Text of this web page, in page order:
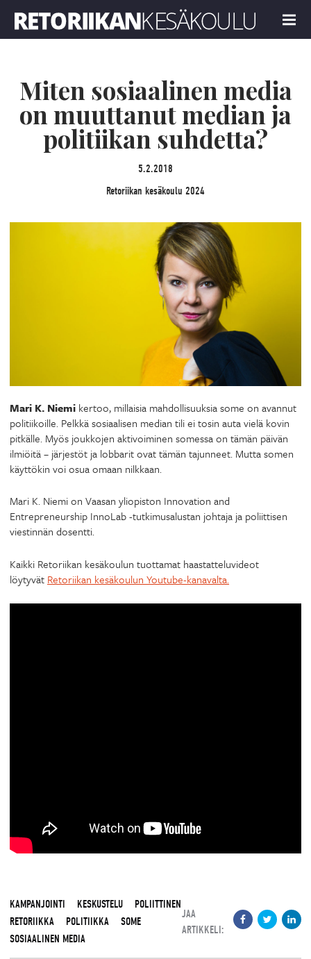
MENU
Miten sosiaalinen media
on muuttanut median ja
politiikan suhdetta?
5.2.2018
Retoriikan kesäkoulu 2024
Mari K. Niemi kertoo, millaisia mahdollisuuksia some on avannut
politiikoille. Pelkkä sosiaalisen median tili ei tosin auta vielä kovin
pitkälle. Myös joukkojen aktivoiminen somessa on tämän päivän
ilmiöitä – järjestöt ja lobbarit ovat tämän tajunneet. Mutta somen
käyttökin voi osua omaan nilkkaan.
Mari K. Niemi on Vaasan yliopiston Innovation and
Entrepreneurship InnoLab -tutkimusalustan johtaja ja poliittisen
viestinnän dosentti.
Kaikki Retoriikan kesäkoulun tuottamat haastatteluvideot
löytyvät Retoriikan kesäkoulun Youtube-kanavalta.
KAMPANJOINTI KESKUSTELU
POLIITTINEN
RETORIIKKA
POLITIIKKA
SOME
SOSIAALINEN MEDIA
JAA
ARTIKKELI: